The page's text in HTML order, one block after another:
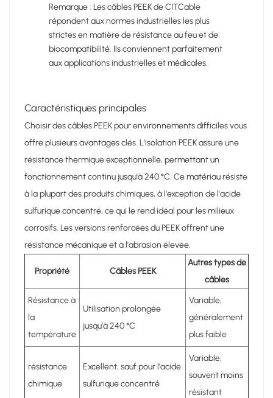
Remarque : Les câbles PEEK de CITCable
répondent aux normes industrielles les plus
strictes en matière de résistance au feu et de
biocompatibilité. Ils conviennent parfaitement
aux applications industrielles et médicales.
Caractéristiques principales
Choisir des câbles PEEK pour environnements difficiles vous
offre plusieurs avantages clés. L'isolation PEEK assure une
résistance thermique exceptionnelle, permettant un
fonctionnement continu jusqu'à 240 °C. Ce matériau résiste
à la plupart des produits chimiques, à l'exception de l'acide
sulfurique concentré, ce qui le rend idéal pour les milieux
corrosifs. Les versions renforcées du PEEK offrent une
résistance mécanique et à l'abrasion élevée.
Propriété Câbles PEEK
Autres types de
câbles
Résistance à
la
température
Utilisation prolongée
jusqu'à 240 °C
Variable,
généralement
plus faible
résistance
chimique
Excellent, sauf pour l'acide
sulfurique concentré
Variable,
souvent moins
résistant